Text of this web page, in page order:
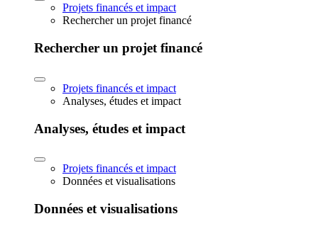
Projets financés et impact
Rechercher un projet financé
Rechercher un projet financé
Projets financés et impact
Analyses, études et impact
Analyses, études et impact
Projets financés et impact
Données et visualisations
Données et visualisations